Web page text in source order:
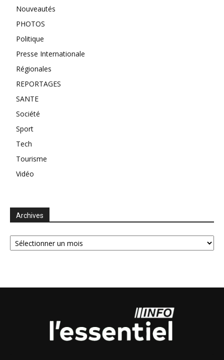
Nouveautés
PHOTOS
Politique
Presse Internationale
Régionales
REPORTAGES
SANTE
Société
Sport
Tech
Tourisme
Vidéo
Archives
Archives